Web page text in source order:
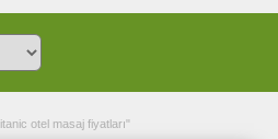
otel masaj fiyatları"